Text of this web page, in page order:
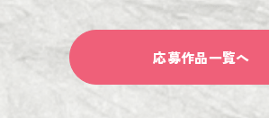
応募作品一覧へ